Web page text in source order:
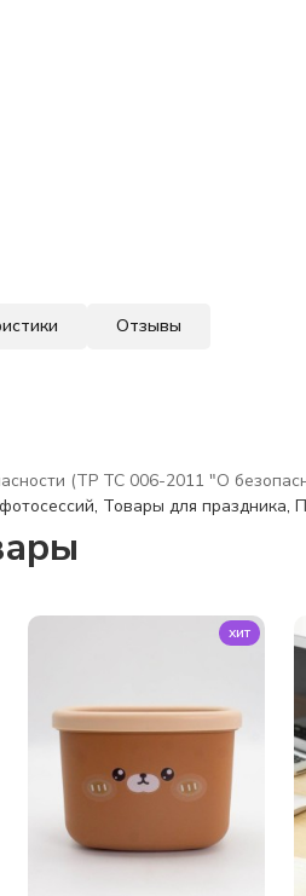
Отзывы
(ТР ТС 006-2011 "О
, Товары для праздника,
хит